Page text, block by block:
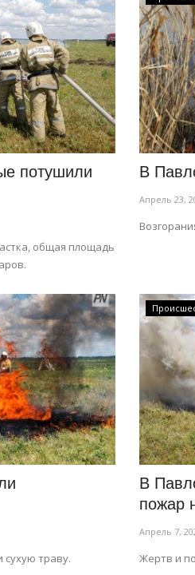
потушили
общая площадь
В
Апрель 23,
траву.
В
пожар
Апрель 7,
Жертв и